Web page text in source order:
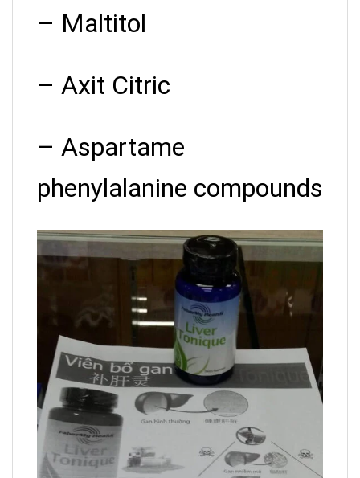
– Maltitol
– Axit Citric
– Aspartame
phenylalanine compounds